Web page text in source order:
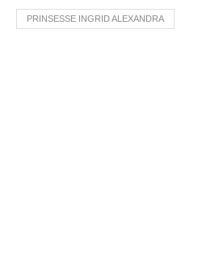
​PRINSESSE INGRID ALEXANDRA